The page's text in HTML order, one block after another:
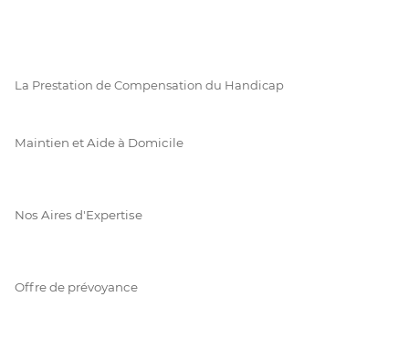
La Prestation de Compensation du Handicap
Maintien et Aide à Domicile
Nos Aires d'Expertise
Offre de prévoyance